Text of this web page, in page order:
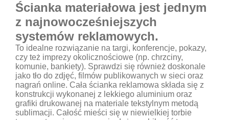
Ścianka materiałowa jest jednym
z najnowocześniejszych
systemów reklamowych.
To idealne rozwiązanie na targi, konferencje, pokazy,
czy też imprezy okolicznościowe (np. chrzciny,
komunie, bankiety). Sprawdzi się również doskonale
jako tło do zdjęć, filmów publikowanych w sieci oraz
nagrań online. Cała ścianka reklamowa składa się z
konstrukcji wykonanej z lekkiego aluminium oraz
grafiki drukowanej na materiale tekstylnym metodą
sublimacji. Całość mieści się w niewielkiej torbie